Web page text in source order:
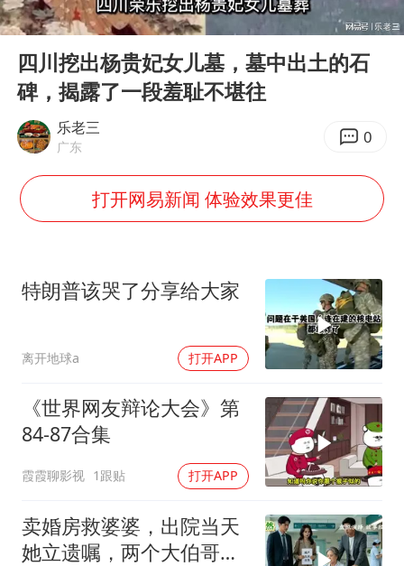
强台风白海豚逐渐向我国靠近
被一条街帮助的“煎饼叔叔”去世
“老头乐”悬挂“蒙H好几个8”上路
河南：领导干部要带头休假
中方公布5项对美反制措施
13岁少年白天写作业晚上夜市炒粉
四预警齐发！双台风影响多个海域
华为新款折叠屏电脑24999元起
坚持党全面领导和党中央集中统一领导
Play
00:00 10:38
四川挖出杨贵妃女儿墓，墓中出土的石
碑，揭露了一段羞耻不堪往
乐老三
广东 0
打开网易新闻 体验效果更佳
特朗普该哭了分享给大家
离开地球a 打开APP
《世界网友辩论大会》第
84-87合集
霞霞聊影视 1跟贴 打开APP
卖婚房救婆婆，出院当天
她立遗嘱，两个大伯哥傻